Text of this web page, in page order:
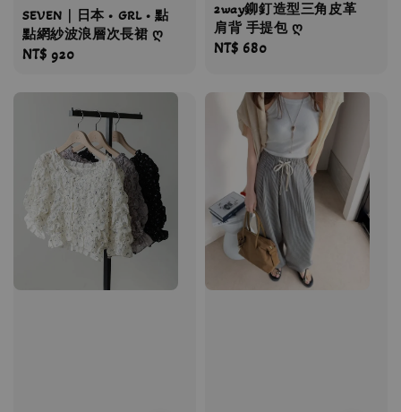
SEVEN｜日本 • GRL • 點
點網紗波浪層次長裙 ღ
Regular
NT$ 920
2way鉚釘造型三角皮革
肩背 手提包 ღ
Regular
NT$ 680